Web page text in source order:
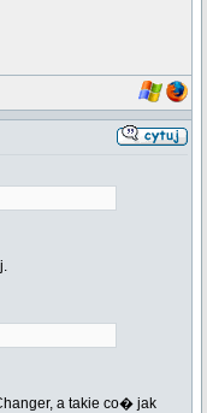
a takie co� jak